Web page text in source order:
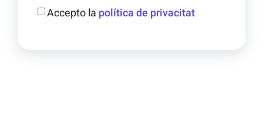
Accepto la política de privacitat